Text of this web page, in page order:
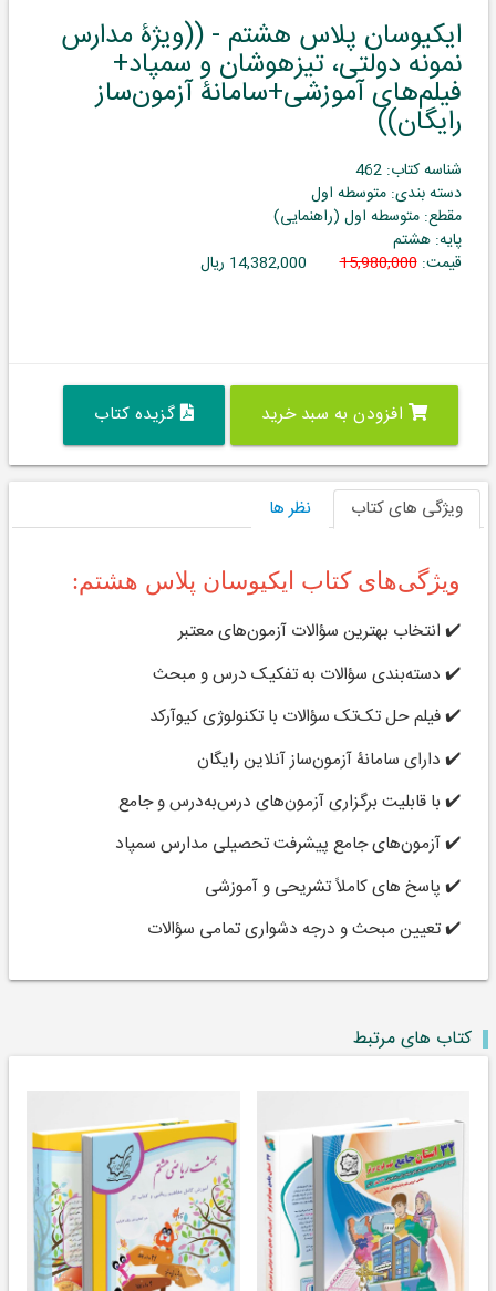
ایکیوسان پلاس هشتم - ((ویژۀ مدارس
نمونه دولتی، تیزهوشان و سمپاد+
فیلم‌های آموزشی+سامانۀ آزمون‌ساز
رایگان))
شناسه کتاب: 462
دسته بندی: متوسطه اول
مقطع: متوسطه اول (راهنمایی)
پایه: هشتم
قیمت:15,980,000 14,382,000 ریال
افزودن به سبد خرید گزیده کتاب
ویژگی های کتاب نظر ها
ویژگی‌های کتاب ایکیوسان پلاس هشتم:
✔️ انتخاب بهترین سؤالات آزمون‌های معتبر
✔️ دسته‌بندی سؤالات به تفکیک درس‌ و مبحث
✔️ فیلم حل تک‌تک سؤالات با تکنولوژی کیوآرکد
✔️ دارای سامانۀآزمون‌ساز آنلاین رایگان
✔️ با قابلیت برگزاری آزمون‌های درس‌به‌درس و جامع
✔️ آزمون‌های جامع پیشرفت تحصیلی مدارس سمپاد
✔️ پاسخ های کاملاً تشریحی و آموزشی
✔️ تعیین مبحث و درجه دشواری تمامی سؤالات
کتاب های مرتبط